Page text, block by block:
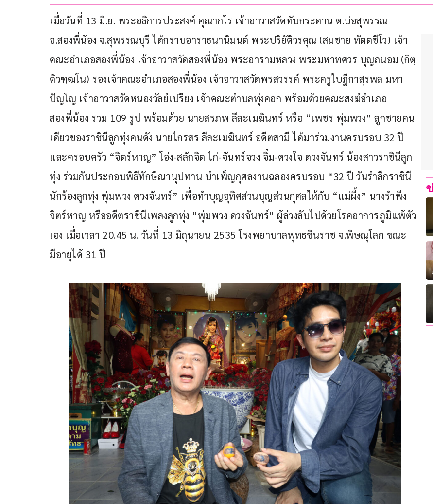
เมื่อวันที่ 13 มิ.ย. พระอธิการประสงค์ คุณากโร เจ้าอาวาสวัดทับกระดาน ต.บ่อสุพรรณ
อ.สองพี่น้อง จ.สุพรรณบุรี ได้กราบอาราธนานิมนต์ พระปริยัติวรคุณ (สมชาย ทัตตชีโว) เจ้า
คณะอำเภอสองพี่น้อง เจ้าอาวาสวัดสองพี่น้อง พระอารามหลวง พระมหาทศวร บุญถนอม (กิตฺ
ติวฑฺฒโน) รองเจ้าคณะอำเภอสองพี่น้อง เจ้าอาวาสวัดพรสวรรค์ พระครูใบฎีกาสุรพล มหา
ปัญโญ เจ้าอาวาสวัดหนองวัลย์เปรียง เจ้าคณะตำบลทุ่งคอก พร้อมด้วยคณะสงฆ์อำเภอ
สองพี่น้อง รวม 109 รูป พร้อมด้วย นายสรภพ ลีละเมฆินทร์ หรือ “เพชร พุ่มพวง” ลูกชายคน
เดียวของราชินีลูกทุ่งคนดัง นายไกรสร ลีละเมฆินทร์ อดีตสามี ได้มาร่วมงานครบรอบ 32 ปี
และครอบครัว “จิตร์หาญ” โอ่ง-สลักจิต ไก่-จันทร์จวง จิ๋ม-ดวงใจ ดวงจันทร์ น้องสาวราชินีลูก
ทุ่ง ร่วมกันประกอบพิธีทักษิณานุปทาน บำเพ็ญกุศลงานฉลองครบรอบ “32 ปี วันรำลึกราชินี
นักร้องลูกทุ่ง พุ่มพวง ดวงจันทร์” เพื่อทำบุญอุทิศส่วนบุญส่วนกุศลให้กับ “แม่ผึ้ง” นางรำพึง
จิตร์หาญ หรืออดีตราชินีเพลงลูกทุ่ง “พุ่มพวง ดวงจันทร์” ผู้ล่วงลับไปด้วยโรคอาการภูมิแพ้ตัว
เอง เมื่อเวลา 20.45 น. วันที่ 13 มิถุนายน 2535 โรงพยาบาลพุทธชินราช จ.พิษณุโลก ขณะ
มีอายุได้ 31 ปี